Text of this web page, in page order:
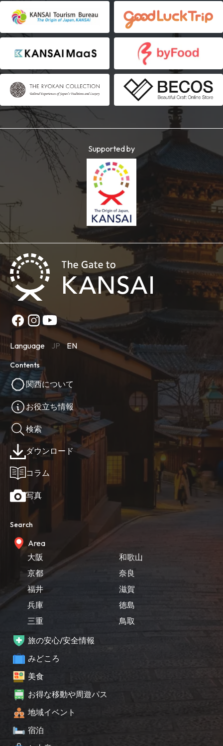
Supported by
Language JP EN
Contents
関西について
お役立ち情報
検索
ダウンロード
コラム
写真
Search
Area
大阪
京都
福井
兵庫
三重
和歌山
奈良
滋賀
徳島
鳥取
旅の安心/安全情報
みどころ
美食
お得な移動や周遊パス
地域イベント
宿泊